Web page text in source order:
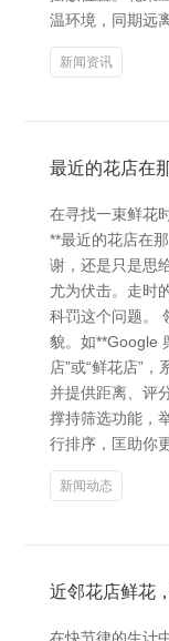
温环境，同期远
新闻资讯
最近的花店在
在寻找一束鲜花
**最近的花店在
谢，还是只是思
尤为伏击。走时
科罚这个问题。
貌。如**Google
店”或“鲜花店”
并提供距离、评
撑持筛选功能，
行排序，匡助你
新闻动态
近邻花店鲜花